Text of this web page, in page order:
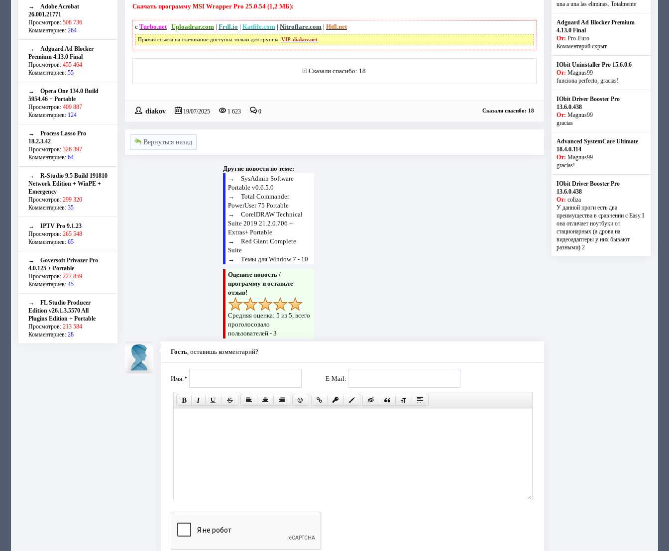
→ Adobe Acrobat
26.001.21771
Просмотров: 508 736
Комментариев: 264
→ Adguard Ad Blocker
Premium 4.13.0 Final
Просмотров: 455 464
Комментариев: 55
→ Opera One 134.0 Build
5954.46 + Portable
Просмотров: 409 887
Комментариев: 124
→ Process Lasso Pro
18.2.3.42
Просмотров: 326 397
Комментариев: 64
→ R-Studio 9.5 Build 191810
Network Edition + WinPE +
Emergency
Просмотров: 299 320
Комментариев: 35
→ IPTV Pro 9.1.23
Просмотров: 265 548
Комментариев: 65
→ Goversoft Privazer Pro
4.0.125 + Portable
Просмотров: 227 859
Комментариев: 45
→ FL Studio Producer
Edition v26.1.3.5570 All
Plugins Edition + Portable
Просмотров: 213 584
Комментариев: 28
Скачать программу MSI Wrapper Pro 25.0.54 (1,2 МБ):
с Turbo.net| Uploadrar.com | Frdl.io | Katfile.com | Nitroflare.com | Htfl.net
Прямая ссылка на скачивание доступна только для группы: VIP-diakov.net
Сказали спасибо: 18
diakov 19/07/2025 1 623 0 Сказали спасибо: 18
Вернуться назад
Другие новости по теме:
→SysAdmin Software
Portable v0.6.5.0
→Total Commander
PowerUser 75 Portable
→CorelDRAW Technical
Suite 2019 21.2.0.706 +
Extras+ Portable
→Red Giant Complete
Suite
→Темы для Window 7 - 10
Оцените новость /
программу и оставьте
отзыв!
Средняя оценка:5 из 5, всего
проголосовало
пользователей -3
Гость, оставишь комментарий?
Имя:* E-Mail:
una a una las eliminas. Totalmente
Adguard Ad Blocker Premium
4.13.0 Final
От: Pro-Euro
Комментарий скрыт
IObit Uninstaller Pro 15.6.0.6
От: Magnus99
funciona perfecto, gracias!
IObit Driver Booster Pro
13.6.0.438
От: Magnus99
gracias
Advanced SystemCare Ultimate
18.4.0.114
От: Magnus99
gracias!
IObit Driver Booster Pro
13.6.0.438
От: coliza
У данной проги есть два
преимущества в сравнении с Easy.1
она отличает ноутбуки от
стационарных (а дрова на
видеоадаптеры у них бывают
разными) 2